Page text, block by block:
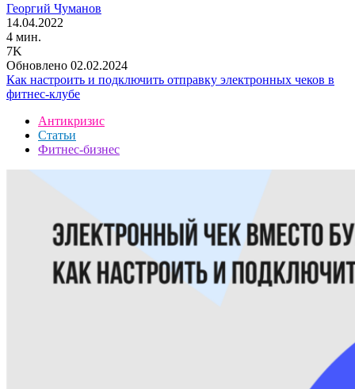
Георгий Чуманов
14.04.2022
4 мин.
7K
Обновлено 02.02.2024
Как настроить и подключить отправку электронных чеков в
фитнес-клубе
Антикризис
Статьи
Фитнес-бизнес